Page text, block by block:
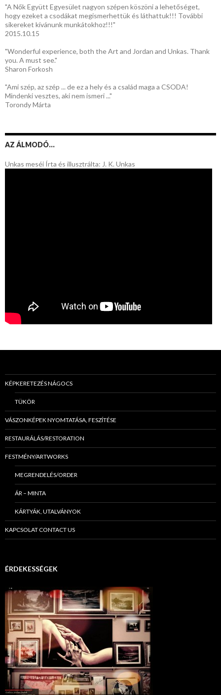
"A Nők Együtt Egyesület nagyon szépen köszöni a lehetőséget,
hogy ezeket a csodákat megismerhettük és láthattuk!!! További
sikereket kívánunk munkátokhoz!!!"
2015.10.15
"Wonderful experience, both the Art and Jordan and Unkas. Thank
you. A must see."
Sharon Forkosh
"Ami szép, az szép ... de ez a hely és a család maga a CSODA!
Mindenki vesztes, aki nem ismeri ..."
Torondy Márta
AZ ÁLMODÓ…
Unkas meséi Írta és illusztrálta: J. K. Unkas
KÉPKERETEZÉS NÁGOCS
TÜKÖR
VÁSZONKÉPEK NYOMTATÁSA, FESZÍTÉSE
RESTAURÁLÁS/RESTORATION
FESTMÉNY/ARTWORKS
MEGRENDELÉS/ORDER
ÁR – MINTA
KÁRTYÁK, UTALVÁNYOK
KAPCSOLAT CONTACT US
ÉRDEKESSÉGEK